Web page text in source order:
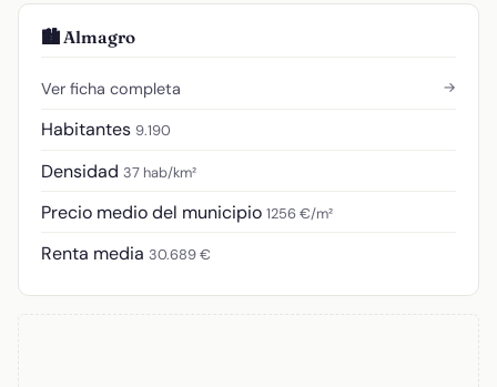
🏙️ Almagro
Ver ficha completa →
Habitantes 9.190
Densidad 37 hab/km²
Precio medio del municipio 1256 €/m²
Renta media 30.689 €